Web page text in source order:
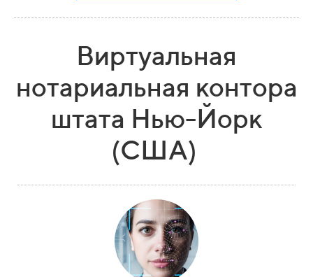
Виртуальная
нотариальная контора
штата Нью-Йорк
(США)